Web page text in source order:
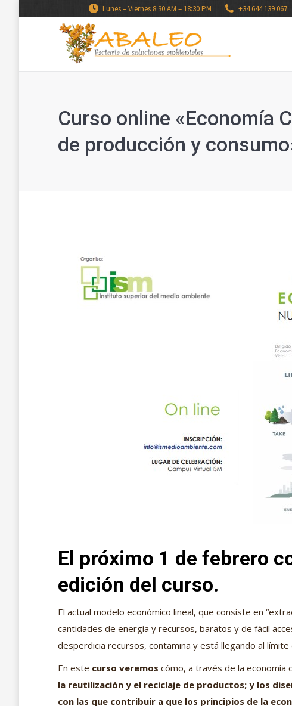
Lunes – Viernes 8:30 AM – 18:30 PM +34 644 139 067
Curso online «Economía
de producción y
El próximo 1 de febrero
edición del curso.
El actual modelo económico lineal, que consiste en
cantidades de energía y recursos, baratos y de fácil
desperdicia recursos, contamina y está llegando al límite
En este curso veremos cómo, a través de la economía
la reutilización y el reciclaje de productos; y los
con las que contribuir a que los principios de la